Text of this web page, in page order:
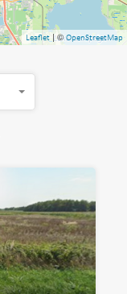
Leaflet | ©OpenStreetMap